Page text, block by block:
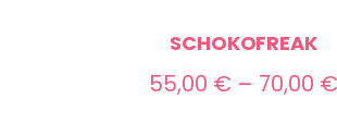
SCHOKOFREAK
55,00 € – 70,00 €